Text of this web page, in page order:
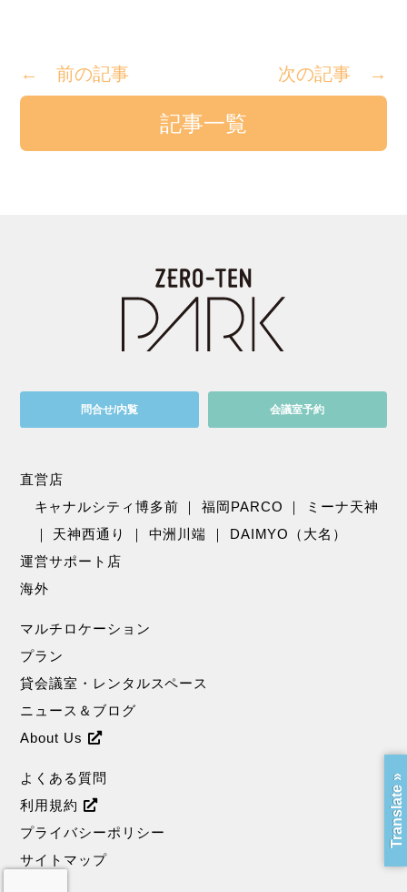
← 前の記事 次の記事 →
記事一覧
問合せ/内覧 会議室予約
直営店
キャナルシティ博多前 ｜福岡PARCO ｜
ミーナ天神
｜ 天神西通り ｜ 中洲川端 ｜ DAIMYO（大名）
運営サポート店
海外
マルチロケーション
プラン
貸会議室・レンタルスペース
ニュース＆ブログ
About Us
よくある質問
利用規約
プライバシーポリシー
サイトマップ
Translate »